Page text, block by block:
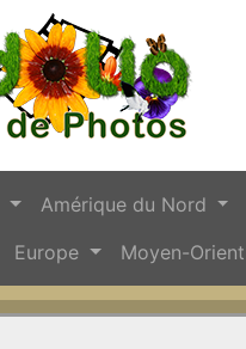
Amérique du Nord
Europe Moyen-Orient